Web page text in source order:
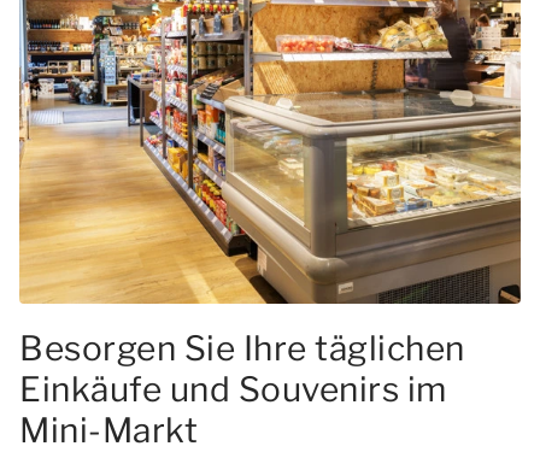
Besorgen Sie Ihre täglichen
Einkäufe und Souvenirs im
Mini-Markt